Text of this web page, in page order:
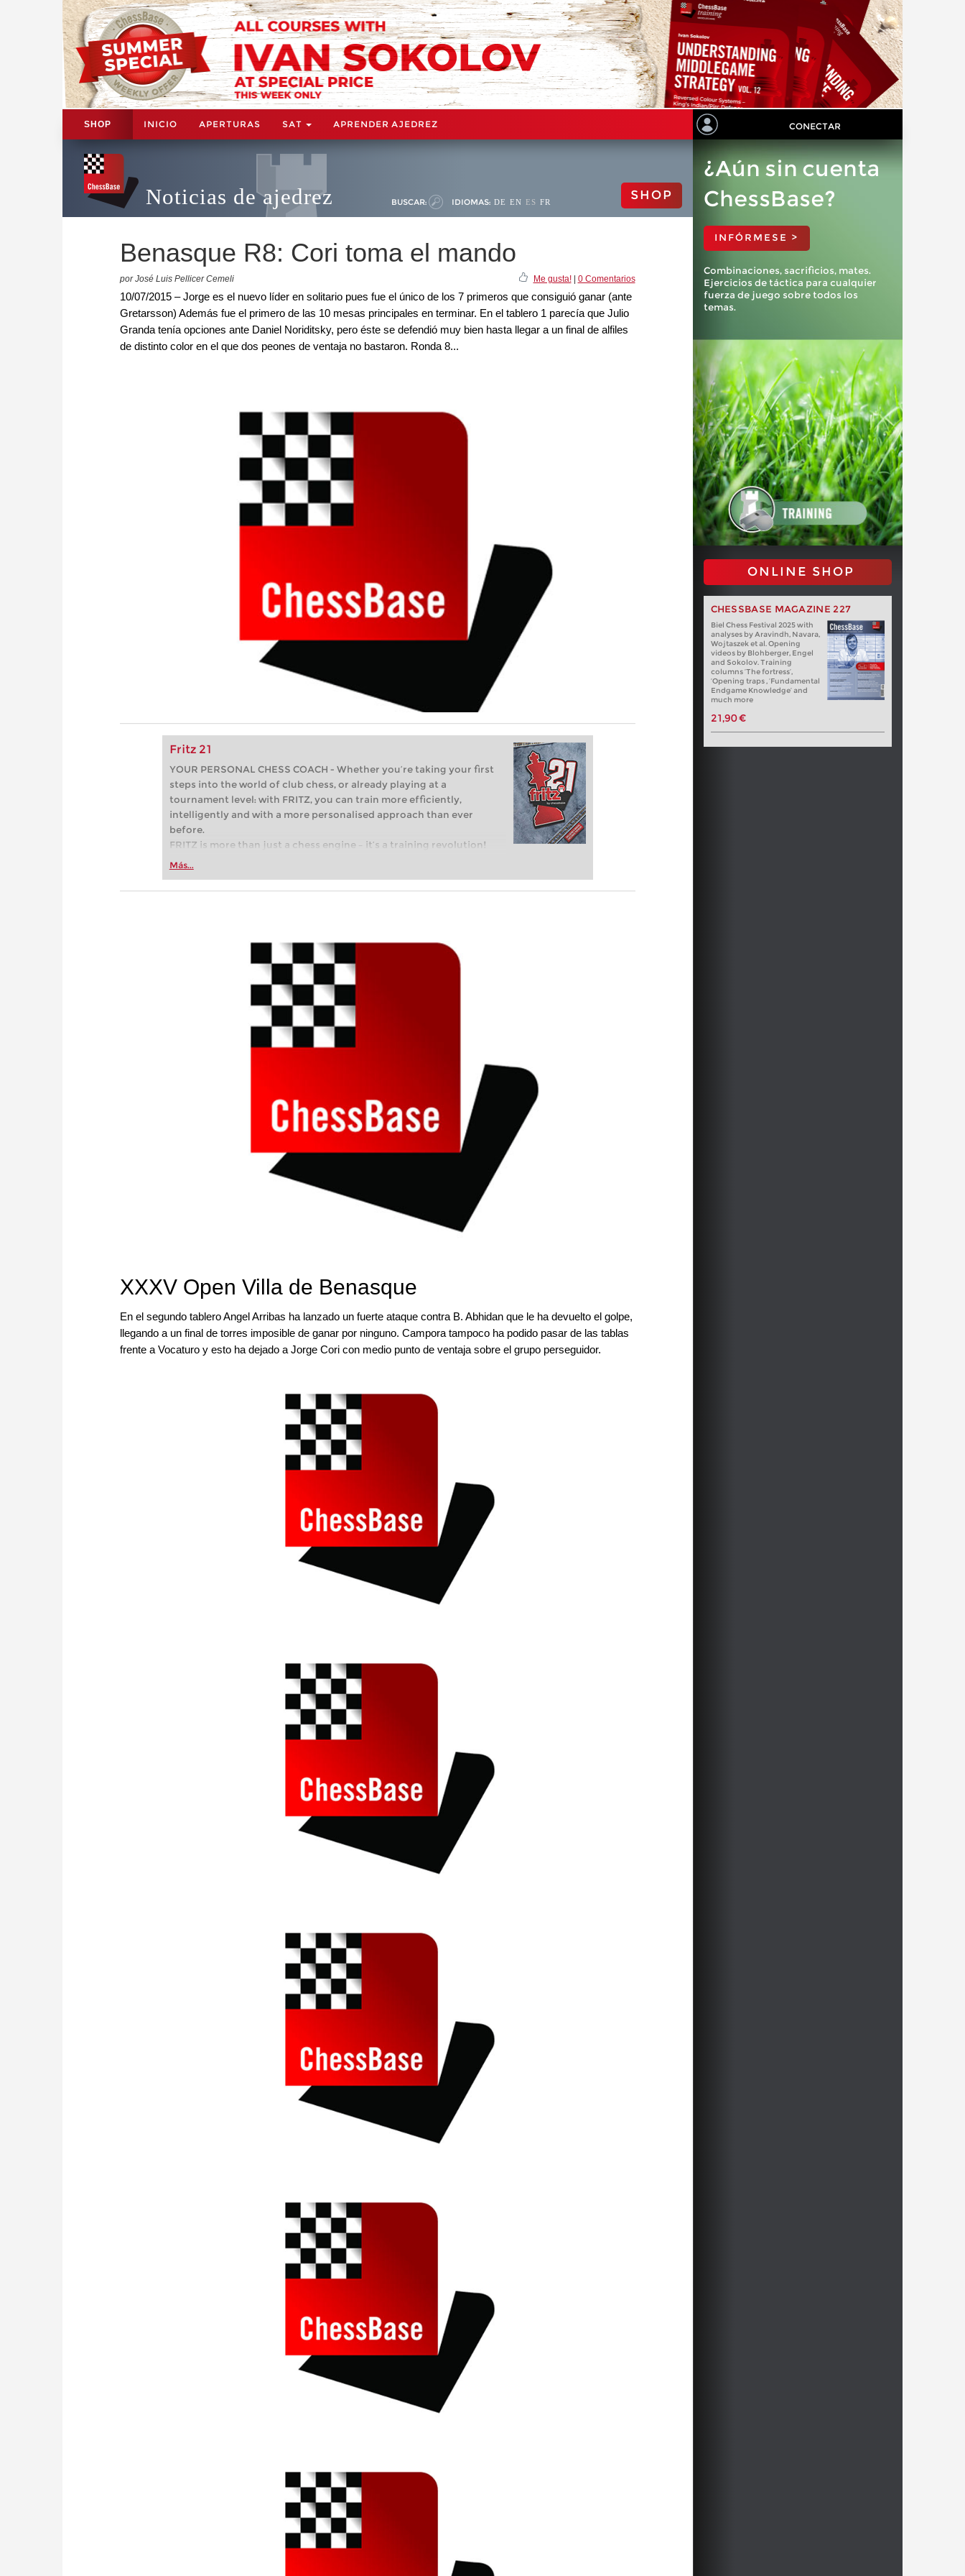
SHOP INICIO APERTURAS SAT APRENDER AJEDREZ CONECTAR
Noticias de ajedrez BUSCAR: IDIOMAS: DE EN ES FR SHOP
Benasque R8: Cori toma el mando
por José Luis Pellicer Cemeli Me gusta!| 0 Comentarios
10/07/2015 – Jorge es el nuevo líder en solitario pues fue el único de los 7 primeros que consiguió ganar (ante
Gretarsson) Además fue el primero de las 10 mesas principales en terminar. En el tablero 1 parecía que Julio
Granda tenía opciones ante Daniel Noriditsky, pero éste se defendió muy bien hasta llegar a un final de alfiles
de distinto color en el que dos peones de ventaja no bastaron. Ronda 8...
Fritz 21
YOUR PERSONAL CHESS COACH - Whether you’re taking your first
steps into the world of club chess, or already playing at a
tournament level: with FRITZ, you can train more efficiently,
intelligently and with a more personalised approach than ever
before.
FRITZ is more than just a chess engine – it’s a training revolution!
Whether you’re taking your first steps into the world of club chess,
more efficiently, intelligently and with a more personalised
Más...
¿Aún sin cuenta
ChessBase?
INFÓRMESE >
Combinaciones, sacrificios, mates.
Ejercicios de táctica para cualquier
fuerza de juego sobre todos los
temas.
ONLINE SHOP
CHESSBASE MAGAZINE 227
Biel Chess Festival 2025 with
analyses by Aravindh, Navara,
Wojtaszek et al. Opening
videos by Blohberger, Engel
and Sokolov. Training
columns ‘The fortress’,
‘Opening traps , ‘Fundamental
Endgame Knowledge’ and
much more
21,90 €
XXXV Open Villa de Benasque
En el segundo tablero Angel Arribas ha lanzado un fuerte ataque contra B. Abhidan que le ha devuelto el golpe,
llegando a un final de torres imposible de ganar por ninguno. Campora tampoco ha podido pasar de las tablas
frente a Vocaturo y esto ha dejado a Jorge Cori con medio punto de ventaja sobre el grupo perseguidor.